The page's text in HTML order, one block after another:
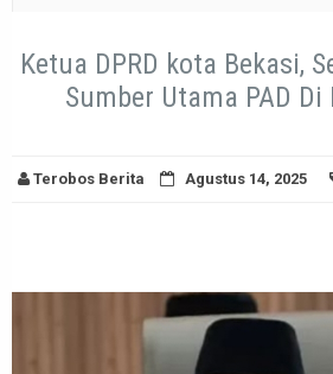
Ketua DPRD kota Bekasi,
Sumber Utama PAD Di
Terobos Berita Agustus 14, 2025